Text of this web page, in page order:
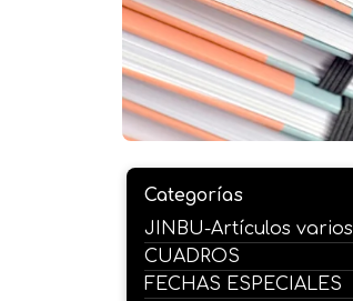
Categorías
JINBU-Artículos varios
CUADROS
FECHAS ESPECIALES